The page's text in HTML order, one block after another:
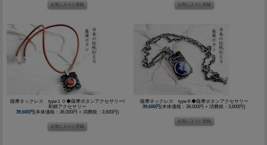
薩摩ネックレス type１０◆薩摩ボタンアクセサリー/
和柄アクセサリー
39,600円(本体価格：36,000円 + 消費税：3,600円)
薩摩ネックレス type８◆薩摩ボタンアクセサリー
39,600円(本体価格：36,000円 + 消費税：3,600円)